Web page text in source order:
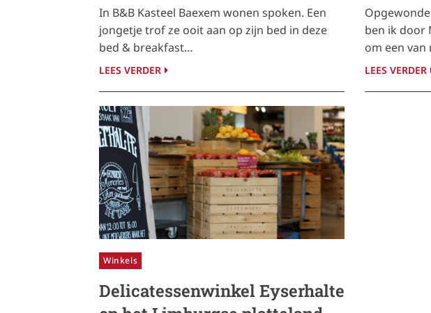
In B&B Kasteel Baexem wonen spoken. Een
jongetje trof ze ooit aan op zijn bed in deze
bed & breakfast…
LEES VERDER
ben ik door
om een
LEES VERDER
Winkels
Delicatessenwinkel Eyserhalte